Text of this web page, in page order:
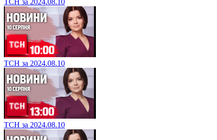
ТСН за 2024.08.10
ТСН за 2024.08.10